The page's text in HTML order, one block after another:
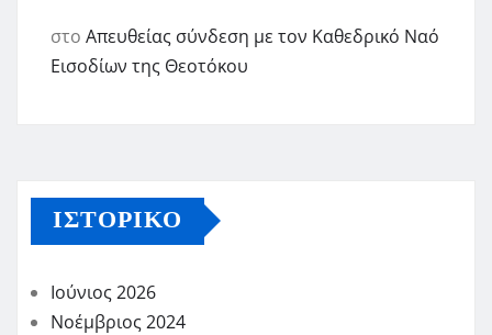
στο Απευθείας σύνδεση με τον Καθεδρικό Ναό
Εισοδίων της Θεοτόκου
ΙΣΤΟΡΙΚΌ
Ιούνιος 2026
Νοέμβριος 2024